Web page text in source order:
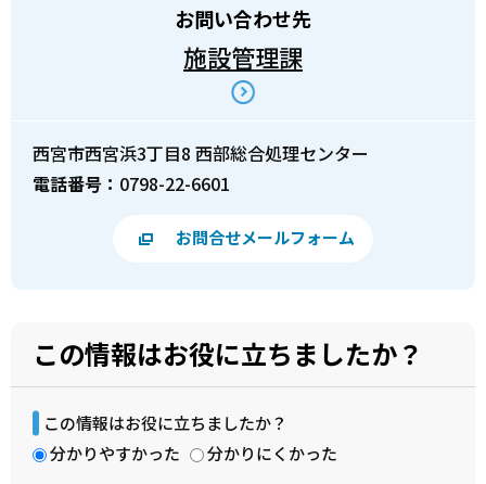
お問い合わせ先
施設管理課
西宮市西宮浜3丁目8 西部総合処理センター
電話番号： 0798-22-6601
お問合せメールフォーム
この情報はお役に立ちましたか？
この情報はお役に立ちましたか？
分かりやすかった
分かりにくかった